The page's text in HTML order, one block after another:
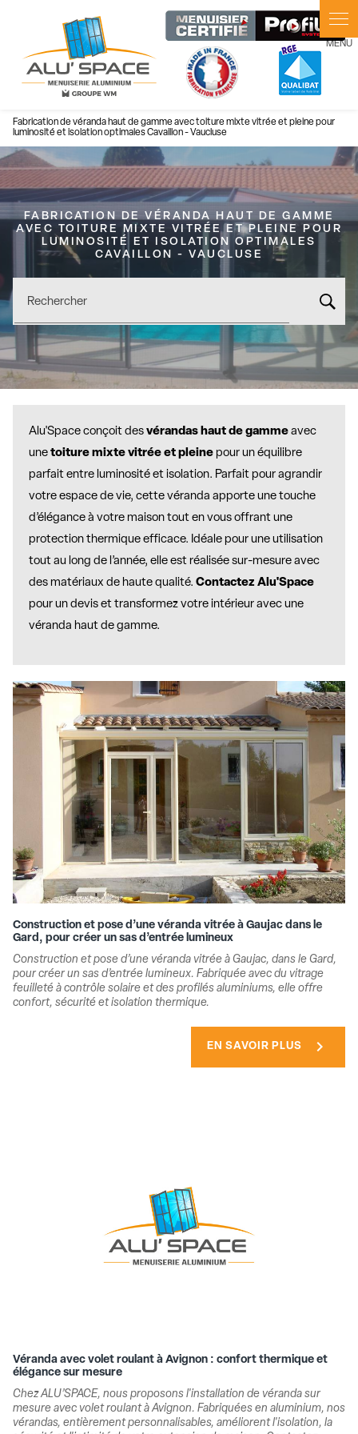
Fabrication de véranda haut de gamme avec toiture mixte vitrée et pleine pour
luminosité et isolation optimales Cavaillon - Vaucluse
FABRICATION DE VÉRANDA HAUT DE GAMME
AVEC TOITURE MIXTE VITRÉE ET PLEINE POUR
LUMINOSITÉ ET ISOLATION OPTIMALES
CAVAILLON - VAUCLUSE
Rechercher
Alu'Space conçoit des vérandas haut de gammeavec
une toiture mixte vitrée et pleinepour un équilibre
parfait entre luminosité et isolation. Parfait pour agrandir
votre espace de vie, cette véranda apporte une touche
d’élégance à votre maison tout en vous offrant une
protection thermique efficace. Idéale pour une utilisation
tout au long de l’année, elle est réalisée sur-mesure avec
des matériaux de haute qualité. Contactez Alu'Space
pour un devis et transformez votre intérieur avec une
véranda haut de gamme.
Construction et pose d’une véranda vitrée à Gaujac dans le
Gard, pour créer un sas d’entrée lumineux
Construction et pose d’une véranda vitrée à Gaujac, dans le Gard,
pour créer un sas d’entrée lumineux. Fabriquée avec du vitrage
feuilleté à contrôle solaire et des profilés aluminiums, elle offre
confort, sécurité et isolation thermique.
EN SAVOIR PLUS chevron_right
Véranda avec volet roulant à Avignon : confort thermique et
élégance sur mesure
Chez ALU’SPACE, nous proposons l'installation de véranda sur
mesure avec volet roulant à Avignon. Fabriquées en aluminium, nos
vérandas, entièrement personnalisables, améliorent l'isolation, la